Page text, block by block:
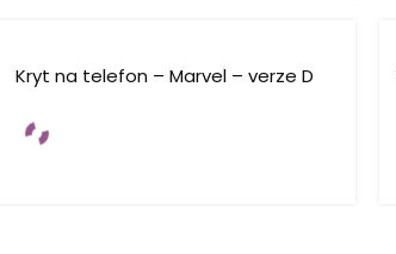
Kryt na telefon – Marvel – verze D